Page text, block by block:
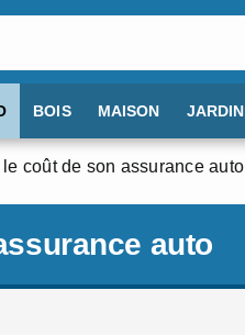
BOIS MAISON JARDIN
coût de son assurance auto
auto